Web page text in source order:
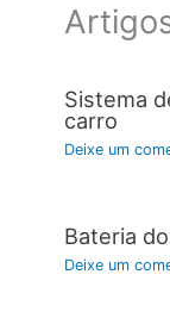
Sistema
carro
Deixe um
Bateria
Deixe um